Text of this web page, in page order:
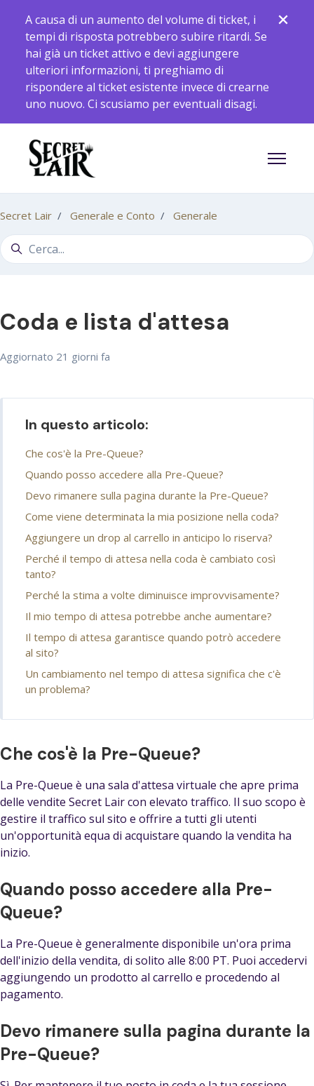
A causa di un aumento del volume di ticket, i
tempi di risposta potrebbero subire ritardi. Se
hai già un ticket attivo e devi aggiungere
ulteriori informazioni, ti preghiamo di
rispondere al ticket esistente invece di crearne
uno nuovo. Ci scusiamo per eventuali disagi.
Alterna
Secret Lair Generale e Conto Generale
Ricerca
Coda e lista d'attesa
Aggiornato 21 giorni fa
In questo articolo:
Che cos'è la Pre-Queue?
Quando posso accedere alla Pre-Queue?
Devo rimanere sulla pagina durante la Pre-Queue?
Come viene determinata la mia posizione nella coda?
Aggiungere un drop al carrello in anticipo lo riserva?
Perché il tempo di attesa nella coda è cambiato così
tanto?
Perché la stima a volte diminuisce improvvisamente?
Il mio tempo di attesa potrebbe anche aumentare?
Il tempo di attesa garantisce quando potrò accedere
al sito?
Un cambiamento nel tempo di attesa significa che c'è
un problema?
Che cos'è la Pre-Queue?
La Pre-Queue è una sala d'attesa virtuale che apre prima
delle vendite Secret Lair con elevato traffico. Il suo scopo è
gestire il traffico sul sito e offrire a tutti gli utenti
un'opportunità equa di acquistare quando la vendita ha
inizio.
Quando posso accedere alla Pre-
Queue?
La Pre-Queue è generalmente disponibile un'ora prima
dell'inizio della vendita, di solito alle 8:00 PT. Puoi accedervi
aggiungendo un prodotto al carrello e procedendo al
pagamento.
Devo rimanere sulla pagina durante la
Pre-Queue?